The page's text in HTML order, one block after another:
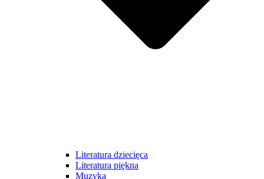
Literatura dziecięca
Literatura piękna
Muzyka